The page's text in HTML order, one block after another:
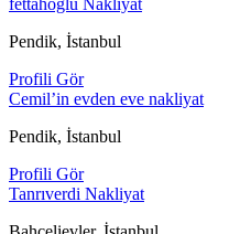
Pendik, İstanbul
Profili Gör
Cemil’in evden eve nakliyat
Pendik, İstanbul
Profili Gör
Tanrıverdi Nakliyat